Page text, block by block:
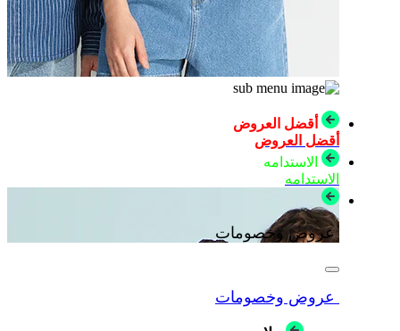
أقضل العروض
أقضل العروض
الاستدامه
الاستدامه
عروض وخصومات
عروض وخصومات